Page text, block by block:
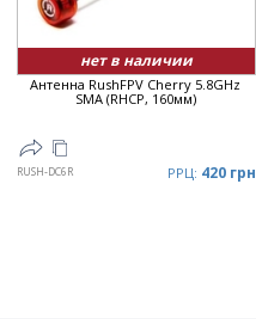
нет в наличии
Антенна RushFPV Cherry 5.8GHz
SMA (RHCP, 160мм)
RUSH-DC6R РРЦ: 420 грн